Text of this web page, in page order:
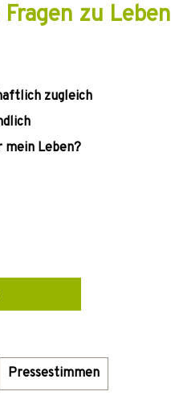
zu Leben
zugleich
mein Leben?
Pressestimmen